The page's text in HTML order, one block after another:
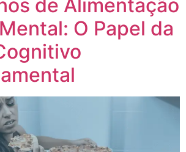
de Alimentação
O Papel da